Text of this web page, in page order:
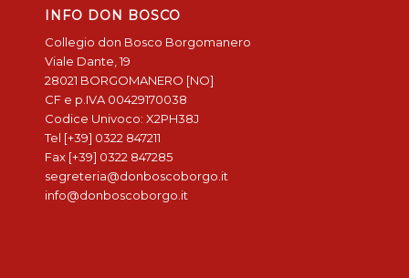
INFO DON BOSCO
Collegio don Bosco Borgomanero
Viale Dante, 19
28021 BORGOMANERO [NO]
CF e p.IVA 00429170038
Codice Univoco: X2PH38J
Tel [+39] 0322 847211
Fax [+39] 0322 847285
segreteria@donboscoborgo.it
info@donboscoborgo.it